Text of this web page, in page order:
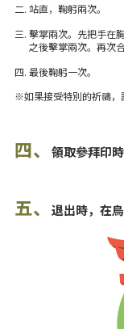
二. 站直，鞠躬兩次。
三. 擊掌兩次。先把手在
之後擊掌兩次。再次合
四. 最後鞠躬一次。
※如果接受特別的祈禱，
四、 領取參拜印
五、 退出時，在